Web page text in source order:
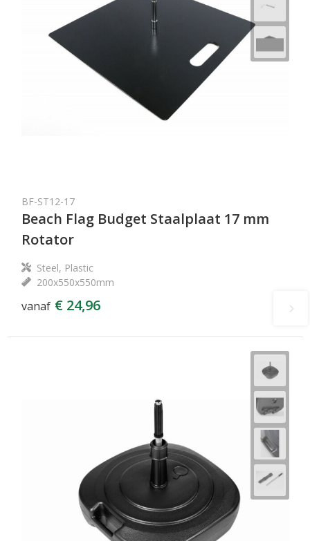
BF-ST12-17
Beach Flag Budget Staalplaat 17 mm
Rotator
Steel, Plastic
200x550x550mm
vanaf € 24,96